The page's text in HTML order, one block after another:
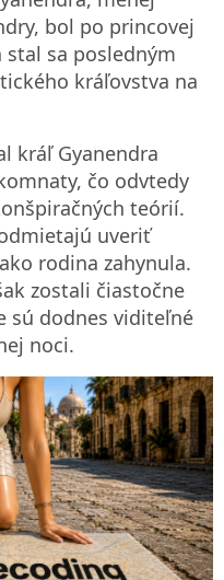
bol po princovej
sa posledným
kráľovstva na
kráľ Gyanendra
čo odvtedy
teórií.
uveriť
rodina zahynula.
zostali čiastočne
sú dodnes viditeľné
noci.